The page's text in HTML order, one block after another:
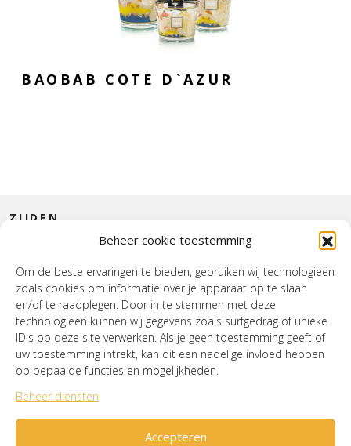
Beheer cookie toestemming
Om de beste ervaringen te bieden, gebruiken wij technologieën
zoals cookies om informatie over je apparaat op te slaan
en/of te raadplegen. Door in te stemmen met deze
technologieën kunnen wij gegevens zoals surfgedrag of unieke
ID's op deze site verwerken. Als je geen toestemming geeft of
uw toestemming intrekt, kan dit een nadelige invloed hebben
op bepaalde functies en mogelijkheden.
Beheer diensten
Accepteren
BAOBAB COTE D`AZUR
HOUSE OF WURPEL
OPENINGSTIJDEN
ZIJDEN
INTERIEUR
Verzenden & RetournerenCookiebeleid (EU)
Mijn account